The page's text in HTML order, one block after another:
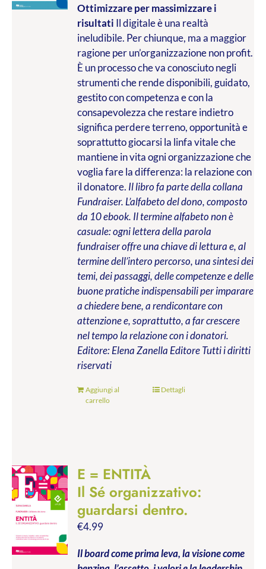
Ottimizzare per massimizzare i
risultati Il digitale è una realtà
ineludibile. Per chiunque, ma a maggior
ragione per un’organizzazione non profit.
È un processo che va conosciuto negli
strumenti che rende disponibili, guidato,
gestito con competenza e con la
consapevolezza che restare indietro
significa perdere terreno, opportunità e
soprattutto giocarsi la linfa vitale che
mantiene in vita ogni organizzazione che
voglia fare la differenza: la relazione con
il donatore. Il libro fa parte della collana
Fundraiser. L’alfabeto del dono, composto
da 10 ebook. Il termine alfabeto non è
casuale: ogni lettera della parola
fundraiser offre una chiave di lettura e, al
termine dell’intero percorso, una sintesi dei
temi, dei passaggi, delle competenze e delle
buone pratiche indispensabili per imparare
a chiedere bene, a rendicontare con
attenzione e, soprattutto, a far crescere
nel tempo la relazione con i donatori.
Editore: Elena Zanella EditoreTutti i diritti
riservati
Aggiungi al
carrello
Dettagli
E = ENTITÀ
Il Sé organizzativo:
guardarsi dentro.
€4.99
Il board come prima leva, la visione come